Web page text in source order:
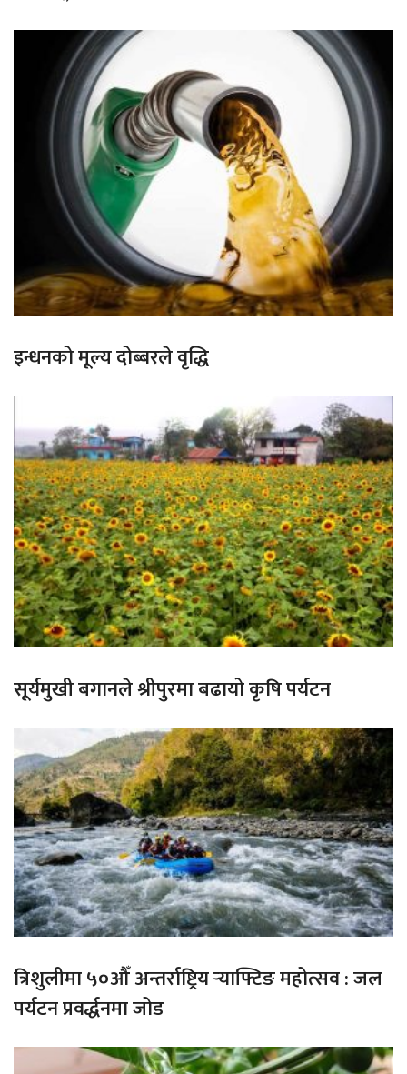
इन्धनको मूल्य दोब्बरले वृद्धि
सूर्यमुखी बगानले श्रीपुरमा बढायो कृषि पर्यटन
त्रिशुलीमा ५०औँ अन्तर्राष्ट्रिय र्‍याफ्टिङ महोत्सव : जल
पर्यटन प्रवर्द्धनमा जोड